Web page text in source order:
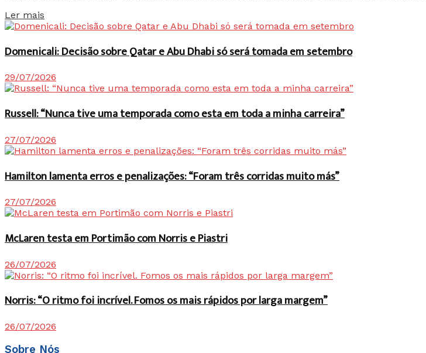
Ler mais
Domenicali: Decisão sobre Qatar e Abu Dhabi só será tomada em setembro
29/07/2026
Russell: “Nunca tive uma temporada como esta em toda a minha carreira”
27/07/2026
Hamilton lamenta erros e penalizações: “Foram três corridas muito más”
27/07/2026
McLaren testa em Portimão com Norris e Piastri
26/07/2026
Norris: “O ritmo foi incrível. Fomos os mais rápidos por larga margem”
26/07/2026
Sobre Nós